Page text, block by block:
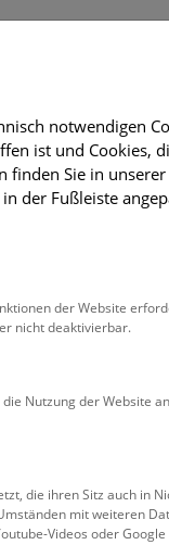
& Aktivitäten
notwendigen
ist und Cookies,
Sie in
der Fußleiste
der Website
nicht deaktivierbar.
Nutzung der Website
die ihren Sitz auch in
mit weiteren
Videos oder